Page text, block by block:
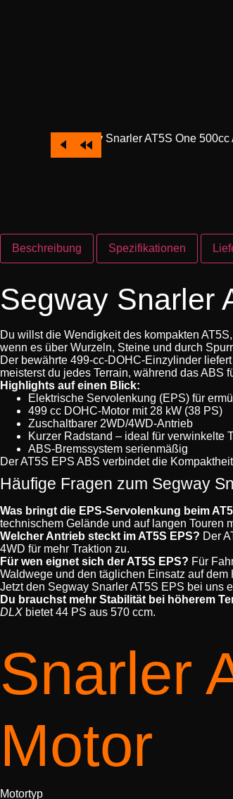
Beschreibung Spezifikationen
Segway Snarler
Du willst die Wendigkeit des kompakten
wenn es über Wurzeln, Steine und durch
Der bewährte 499-cc-DOHC-Einzylinder
meisterst du jedes Terrain, während das ABS
Highlights auf einen Blick:
Elektrische Servolenkung (EPS) für
499 cc DOHC-Motor mit 28 kW (38 PS)
Zuschaltbarer 2WD/4WD-Antrieb
Kurzer Radstand – ideal für verwinkelte
ABS-Bremssystem serienmäßig
Der AT5S EPS ABS verbindet die
Häufige Fragen zum Segway
Was bringt die EPS-Servolenkung beim
technischem Gelände und auf langen Touren
Welcher Antrieb steckt im AT5S EPS? Der
4WD für mehr Traktion zu.
Für wen eignet sich der AT5S EPS? Für
Waldwege und den täglichen Einsatz auf dem
Jetzt den Segway Snarler AT5S EPS bei uns
Du brauchst mehr Stabilität bei höherem
DLX bietet 44 PS aus 570 ccm.
Snarler
Motor
Motortyp